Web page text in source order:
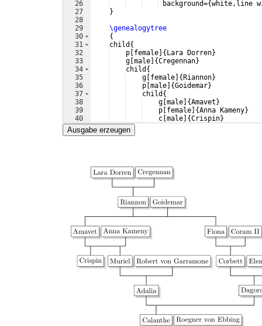
26
27
28
29
30
31
32
33
34
35
36
37
38
39
40
41
background={white,line
}
\genealogytree
{
    child
{
    p
female { Lara Dorren}
    g
male {Cregennan}
    child
{
    g
female { Riannon}
    p
male {Goidemar}
    child
{
    g
male {Amavet }
    p
female {Anna Kameny}
    c
male {Crispin}
Ausgabe erzeugen